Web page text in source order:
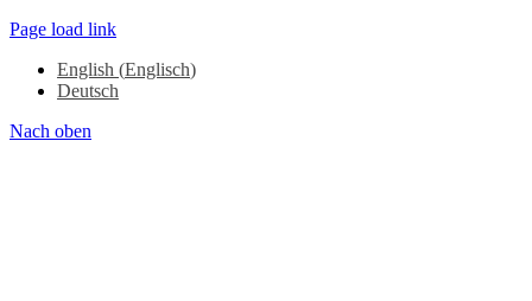
Page load link
English (Englisch)
Deutsch
Nach oben